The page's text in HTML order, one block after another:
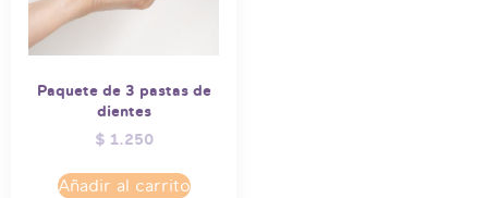
Paquete de 3 pastas de
dientes
$ 1.250
Añadir al carrito